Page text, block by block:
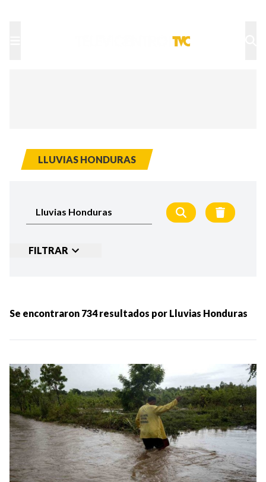
LLUVIAS HONDURAS
FILTRAR
MÁS RECIENTES
MENOS RECIENTES
Periodo:
Se encontraron 734 resultados por Lluvias Honduras